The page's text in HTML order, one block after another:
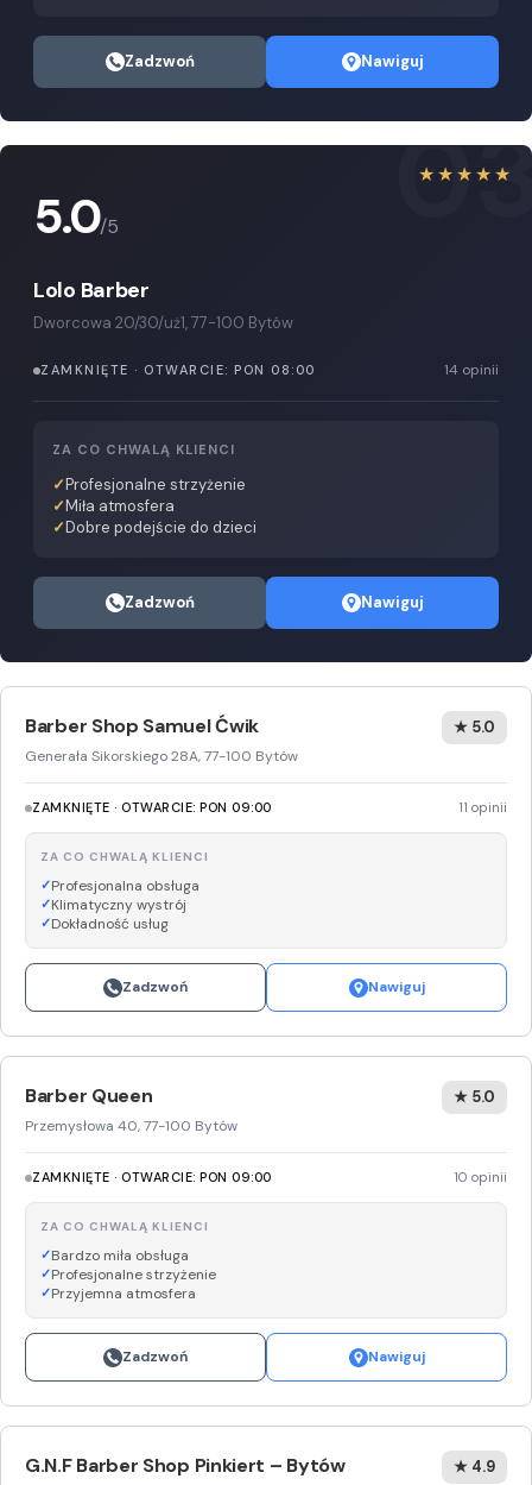
Zadzwoń Nawiguj
★★★★★
5.0/5
Lolo Barber
Dworcowa 20/30/uż1, 77-100 Bytów
ZAMKNIĘTE · OTWARCIE: PON 08:00 14 opinii
ZA CO CHWALĄ KLIENCI
Profesjonalne strzyżenie
Miła atmosfera
Dobre podejście do dzieci
Zadzwoń Nawiguj
Barber Shop Samuel Ćwik
Generała Sikorskiego 28A, 77-100 Bytów
★ 5.0
ZAMKNIĘTE · OTWARCIE: PON 09:00 11 opinii
ZA CO CHWALĄ KLIENCI
Profesjonalna obsługa
Klimatyczny wystrój
Dokładność usług
Zadzwoń Nawiguj
Barber Queen
Przemysłowa 40, 77-100 Bytów
★ 5.0
ZAMKNIĘTE · OTWARCIE: PON 09:00 10 opinii
ZA CO CHWALĄ KLIENCI
Bardzo miła obsługa
Profesjonalne strzyżenie
Przyjemna atmosfera
Zadzwoń Nawiguj
G.N.F Barber Shop Pinkiert – Bytów ★ 4.9